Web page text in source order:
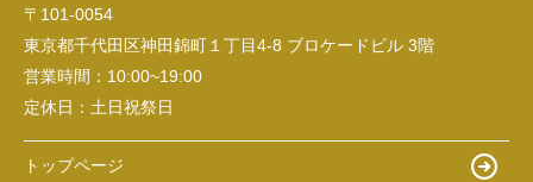
〒101-0054
東京都千代田区神田錦町１丁目4-8 ブロケードビル 3階
営業時間： 10:00~19:00
定休日： 土日祝祭日
トップページ